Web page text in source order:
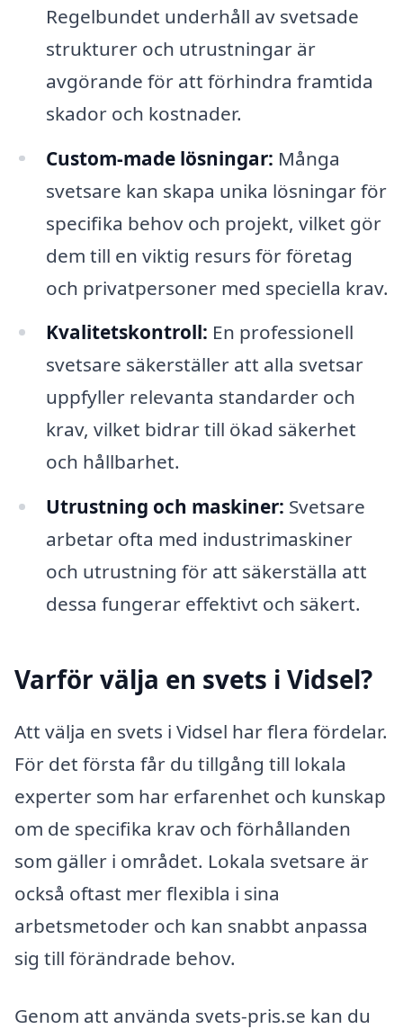
Regelbundet underhåll av svetsade
strukturer och utrustningar är
avgörande för att förhindra framtida
skador och kostnader.
Custom-made lösningar: Många
svetsare kan skapa unika lösningar för
specifika behov och projekt, vilket gör
dem till en viktig resurs för företag
och privatpersoner med speciella krav.
Kvalitetskontroll: En professionell
svetsare säkerställer att alla svetsar
uppfyller relevanta standarder och
krav, vilket bidrar till ökad säkerhet
och hållbarhet.
Utrustning och maskiner: Svetsare
arbetar ofta med industrimaskiner
och utrustning för att säkerställa att
dessa fungerar effektivt och säkert.
Varför välja en svets i Vidsel?
Att välja en svets i Vidsel har flera fördelar.
För det första får du tillgång till lokala
experter som har erfarenhet och kunskap
om de specifika krav och förhållanden
som gäller i området. Lokala svetsare är
också oftast mer flexibla i sina
arbetsmetoder och kan snabbt anpassa
sig till förändrade behov.
Genom att använda svets-pris.se kan du